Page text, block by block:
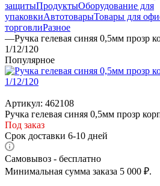
защитыПродуктыОборудование для
упаковкиАвтотоварыТовары для
торговлиРазное
—Ручка гелевая синяя 0,5мм прозр
1/12/120
Популярное
Артикул: 462108
Ручка гелевая синяя 0,5мм прозр
Под заказ
Срок доставки 6-10 дней
Самовывоз - бесплатно
Минимальная сумма заказа 5 000 ₽.